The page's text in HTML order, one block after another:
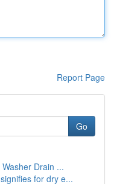
Report Page
Go
Drain ...
for dry e...